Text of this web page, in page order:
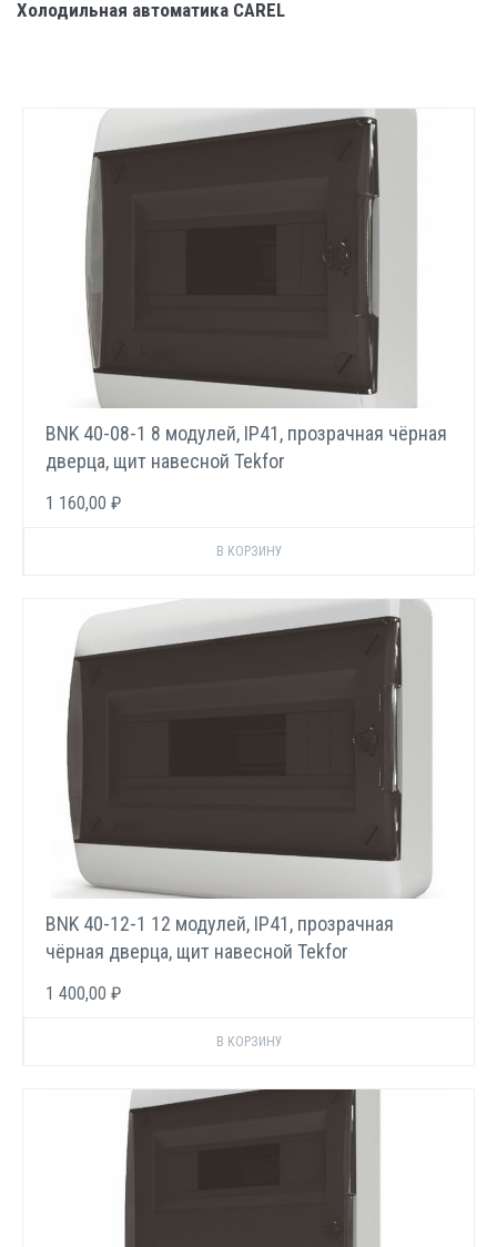
Холодильная автоматика CAREL
BNK 40-08-1 8 модулей, IP41, прозрачная чёрная
дверца, щит навесной Tekfor
1 160,00 ₽
BNK 40-12-1 12 модулей, IP41, прозрачная
чёрная дверца, щит навесной Tekfor
1 400,00 ₽